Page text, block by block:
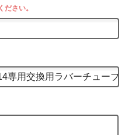
さい。